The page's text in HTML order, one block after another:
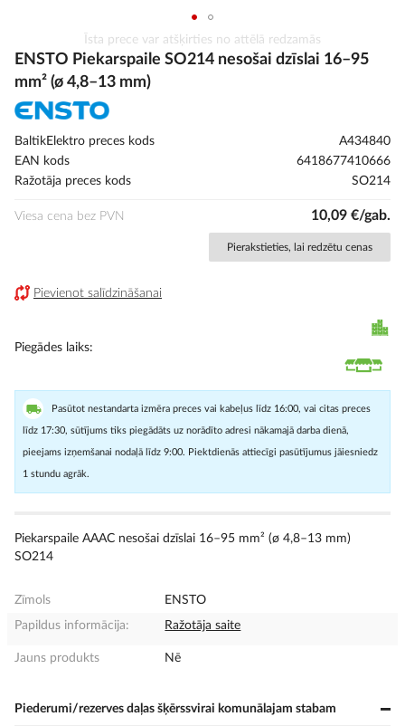
uz
galerijas
sākumu
Īsta prece var atšķirties no attēlā redzamās
ENSTO Piekarspaile SO214 nesošai dzīslai 16–95
mm² (ø 4,8–13 mm)
BaltikElektro preces kods
A434840
EAN kods
6418677410666
Ražotāja preces kods
SO214
Viesa cena bez PVN 10,09 €/gab.
Pierakstieties, lai redzētu cenas
Pievienot salīdzināšanai
Piegādes laiks
Pasūtot nestandarta izmēra preces vai kabeļus līdz 16:00, vai citas preces
līdz 17:30, sūtījums tiks piegādāts uz norādīto adresi nākamajā darba dienā,
pieejams izņemšanai nodaļā līdz 9:00. Piektdienās attiecīgi pasūtījumus jāiesniedz
1 stundu agrāk.
Piekarspaile AAAC nesošai dzīslai 16–95 mm² (ø 4,8–13 mm)
SO214
Zīmols
ENSTO
Papildus informācija:
Ražotāja saite
Jauns produkts Nē
Piederumi/rezerves daļas šķērssvirai komunālajam stabam